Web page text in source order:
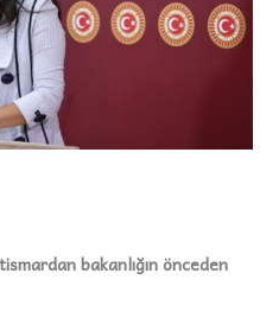
bakanlığın önceden